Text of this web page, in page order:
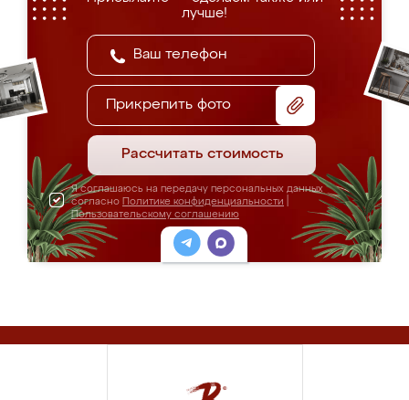
лучше!
Прикрепить фото
Рассчитать стоимость
Я соглашаюсь на передачу персональных данных
согласно Политике конфиденциальности
Пользовательскому соглашению